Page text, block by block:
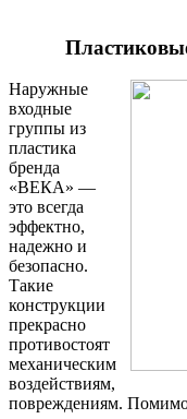
Наружные
входные
группы из
пластика
бренда
«ВЕКА» —
это всегда
эффектно,
надежно и
безопасно.
Такие
конструкции
прекрасно
противостоят
механическим
воздействиям,
повреждениям.